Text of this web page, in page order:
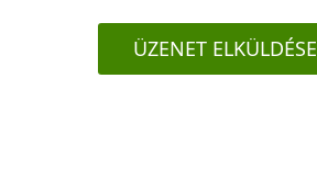
ÜZENET ELKÜLDÉSE